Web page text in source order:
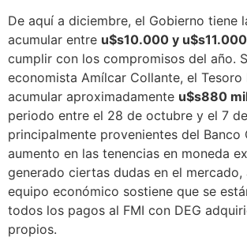
De aquí a diciembre, el Gobierno tiene
acumular entre u$s10.000 y
cumplir con los compromisos del año.
economista Amílcar Collante, el Tesoro
acumular aproximadamente u$s880
periodo entre el 28 de octubre y el 7
principalmente provenientes del Banco
aumento en las tenencias en moneda
generado ciertas dudas en el mercado,
equipo económico sostiene que se
todos los pagos al FMI con DEG
propios.